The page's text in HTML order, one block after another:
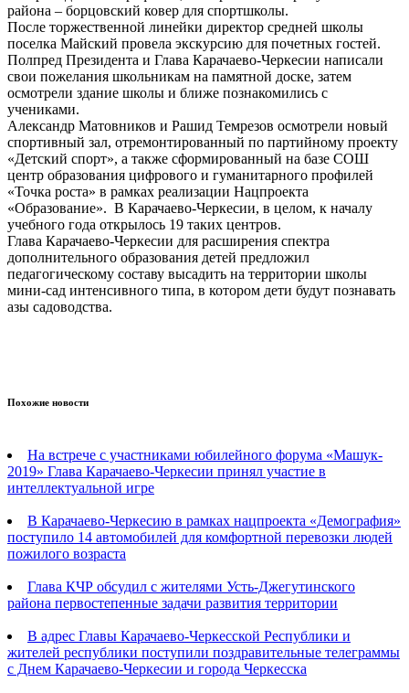
района – борцовский ковер для спортшколы.
После торжественной линейки директор средней школы
поселка Майский провела экскурсию для почетных гостей.
Полпред Президента и Глава Карачаево-Черкесии написали
свои пожелания школьникам на памятной доске, затем
осмотрели здание школы и ближе познакомились с
учениками.
Александр Матовников и Рашид Темрезов осмотрели новый
спортивный зал, отремонтированный по партийному проекту
«Детский спорт», а также сформированный на базе СОШ
центр образования цифрового и гуманитарного профилей
«Точка роста» в рамках реализации Нацпроекта
«Образование». В Карачаево-Черкесии, в целом, к началу
учебного года открылось 19 таких центров.
Глава Карачаево-Черкесии для расширения спектра
дополнительного образования детей предложил
педагогическому составу высадить на территории школы
мини-сад интенсивного типа, в котором дети будут познавать
азы садоводства.
Похожие новости
На встрече с участниками юбилейного форума «Машук-
2019» Глава Карачаево-Черкесии принял участие в
интеллектуальной игре
В Карачаево-Черкесию в рамках нацпроекта «Демография»
поступило 14 автомобилей для комфортной перевозки людей
пожилого возраста
Глава КЧР обсудил с жителями Усть-Джегутинского
района первостепенные задачи развития территории
В адрес Главы Карачаево-Черкесской Республики и
жителей республики поступили поздравительные телеграммы
с Днем Карачаево-Черкесии и города Черкесска